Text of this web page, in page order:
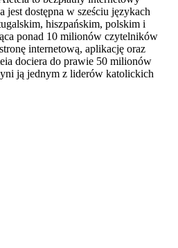
dostępna w sześciu językach
hiszpańskim, polskim i
ponad 10 milionów czytelników
internetową, aplikację oraz
dociera do prawie 50 milionów
ją jednym z liderów katolickich